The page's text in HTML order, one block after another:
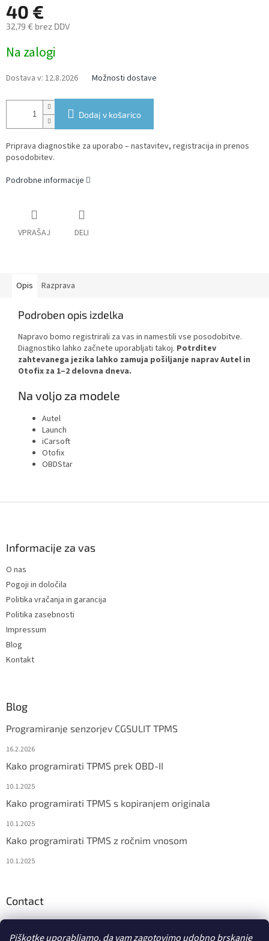
Piškotke uporabljamo, da vam zagotovimo udobno brskanje
40 €
32,79 € brez DDV
price:
Na zalogi
Dostava v: 12.8.2026 Možnosti dostave
Dodaj v košarico
Priprava diagnostike za uporabo – nastavitev, registracija in prenos
posodobitev.
Podrobne informacije
VPRAŠAJ DELI
Opis Razprava
Podroben opis izdelka
Napravo bomo registrirali za vas in namestili vse posodobitve.
Diagnostiko lahko začnete uporabljati takoj. Potrditev
zahtevanega jezika lahko zamuja pošiljanje naprav Autel in
Otofix za 1–2 delovna dneva.
Na voljo za modele
Autel
Launch
iCarsoft
Otofix
OBDStar
Informacije za vas
O nas
Pogoji in določila
Politika vračanja in garancija
Politika zasebnosti
Impressum
Blog
Kontakt
Blog
Programiranje senzorjev CGSULIT TPMS
16.2.2026
Kako programirati TPMS prek OBD-II
10.1.2025
Kako programirati TPMS s kopiranjem originala
10.1.2025
Kako programirati TPMS z ročnim vnosom
10.1.2025
Contact